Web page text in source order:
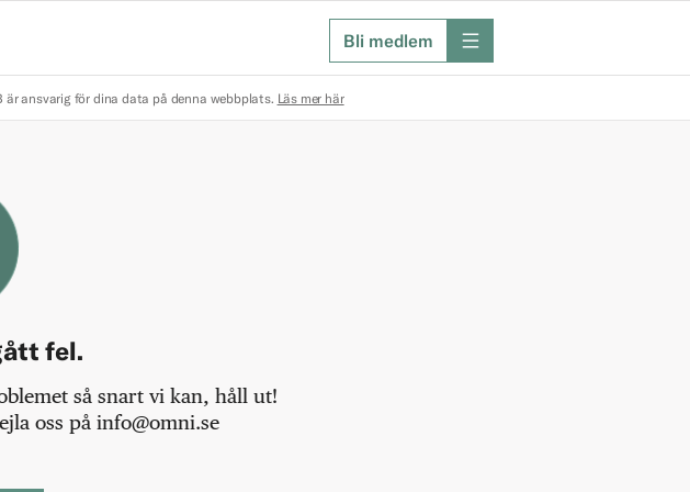
Bli medlem meny
är ansvarig för dina data på denna webbplats. Läs mer här
fel.
så snart vi kan, håll ut!
oss på info@omni.se